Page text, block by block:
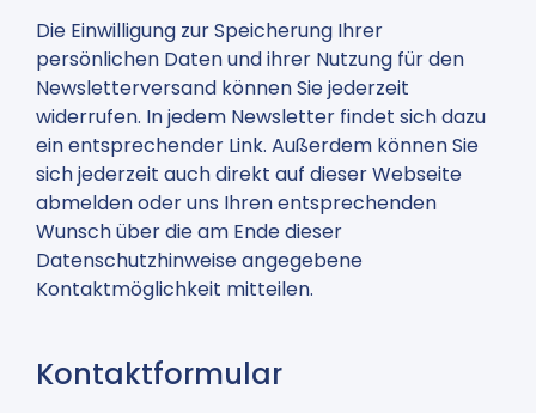
Die Einwilligung zur Speicherung Ihrer
persönlichen Daten und ihrer Nutzung für den
Newsletterversand können Sie jederzeit
widerrufen. In jedem Newsletter findet sich dazu
ein entsprechender Link. Außerdem können Sie
sich jederzeit auch direkt auf dieser Webseite
abmelden oder uns Ihren entsprechenden
Wunsch über die am Ende dieser
Datenschutzhinweise angegebene
Kontaktmöglichkeit mitteilen.
Kontaktformular